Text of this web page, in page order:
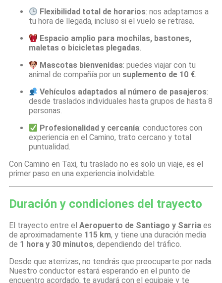
Flexibilidad total de horarios: nos adaptamos a
tu hora de llegada, incluso si el vuelo se retrasa.
Espacio amplio para mochilas, bastones,
maletas o bicicletas plegadas.
Mascotas bienvenidas: puedes viajar con tu
animal de compañía por un suplemento de 10 €.
Vehículos adaptados al número de pasajeros:
desde traslados individuales hasta grupos de hasta 8
personas.
Profesionalidad y cercanía: conductores con
experiencia en el Camino, trato cercano y total
puntualidad.
Con Camino en Taxi, tu traslado no es solo un viaje, es el
primer paso en una experiencia inolvidable.
Duración y condiciones del trayecto
El trayecto entre el Aeropuerto de Santiago y Sarria es
de aproximadamente 115 km, y tiene una duración media
de 1 hora y 30 minutos, dependiendo del tráfico.
Desde que aterrizas, no tendrás que preocuparte por nada.
Nuestro conductor estará esperando en el punto de
encuentro acordado, te ayudará con el equipaje y te